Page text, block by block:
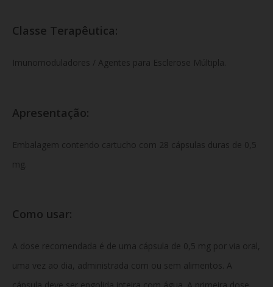
Classe Terapêutica:
Imunomoduladores / Agentes para Esclerose Múltipla.
Apresentação:
Embalagem contendo cartucho com 28 cápsulas duras de 0,5
mg.
Como usar:
A dose recomendada é de uma cápsula de 0,5 mg por via oral,
uma vez ao dia, administrada com ou sem alimentos. A